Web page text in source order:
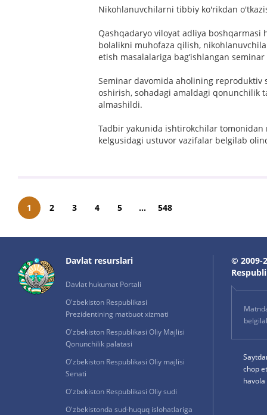
Nikohlanuvchilarni tibbiy ko'rikdan
Qashqadaryo viloyat adliya boshqarmasi
bolalikni muhofaza qilish,
etish masalalariga bag‘ishlangan
Seminar davomida aholining reproduktiv
oshirish, sohadagi amaldagi qonunchilik
almashildi.
Tadbir yakunida ishtirokchilar
kelgusidagi ustuvor vazifalar belgilab
1 2 3 4 5 ... 548
Davlat resurslari
Davlat hukumat Portali
O'zbekiston Respublikasi
Prezidentining matbuot xizmati
O'zbekiston Respublikasi Oliy Majlisi
Qonunchilik palatasi
O'zbekiston Respublikasi Oliy majlisi
Senati
O'zbekiston Respublikasi Oliy sudi
O'zbekistonda sud-huquq islohatlariga
© 2009-
chop